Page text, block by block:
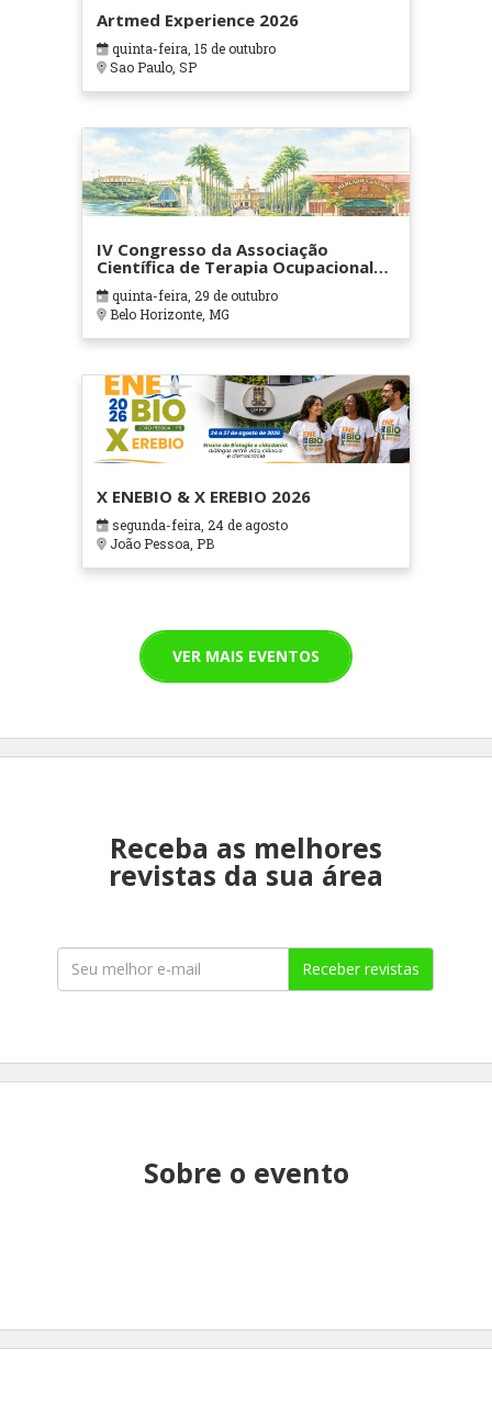
Artmed Experience 2026
quinta-feira, 15 de outubro
Sao Paulo, SP
IV Congresso da Associação
Científica de Terapia Ocupacional
em Contextos Hospitalares e
Cuidados Paliativos - ATOHOSP
quinta-feira, 29 de outubro
Belo Horizonte, MG
X ENEBIO & X EREBIO 2026
segunda-feira, 24 de agosto
João Pessoa, PB
VER MAIS EVENTOS
Receba as melhores
revistas da sua área
Receber revistas
Sobre o evento